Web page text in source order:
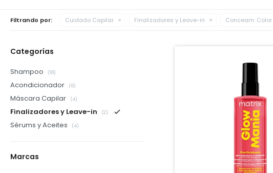
Filtrando por: Cuidado Capilar Finalizadores y Leave-in Concearn:
Categorías
Shampoo (18)
Acondicionador (6)
Máscara Capilar (4)
Finalizadores y Leave-in (2)
Sérums y Aceites (4)
Marcas